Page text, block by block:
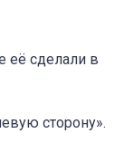
её сделали в
сторону».